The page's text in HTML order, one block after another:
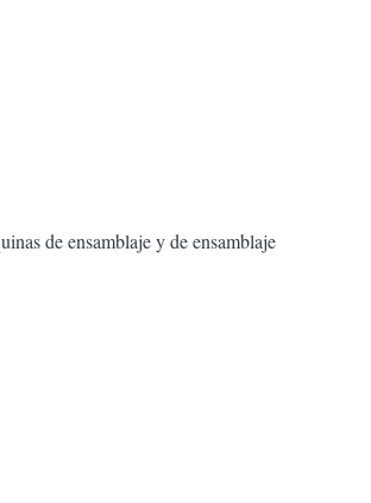
de ensamblaje y de ensamblaje